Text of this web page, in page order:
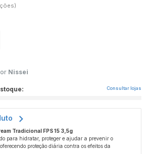
Nissei
Consultar lojas
Tradicional FPS 15 3,5g
para hidratar, proteger e ajudar a prevenir o
proteção diária contra os efeitos da